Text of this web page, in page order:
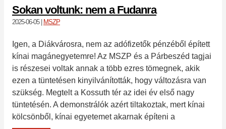
Sokan voltunk: nem a Fudanra
2025-06-05| MSZP
Igen, a Diákvárosra, nem az adófizetők pénzéből épített
kínai magánegyetemre! Az MSZP és a Párbeszéd tagjai
is részesei voltak annak a több ezres tömegnek, akik
ezen a tüntetésen kinyilvánították, hogy változásra van
szükség. Megtelt a Kossuth tér az idei év első nagy
tüntetésén. A demonstrálók azért tiltakoztak, mert kínai
kölcsönből, kínai egyetemet akarnak építeni a